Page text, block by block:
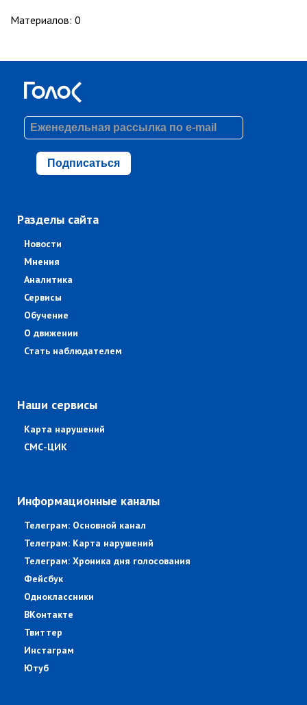
Материалов: 0
Подписаться
Разделы сайта
Новости
Мнения
Аналитика
Сервисы
Обучение
О движении
Стать наблюдателем
Наши сервисы
Карта нарушений
СМС-ЦИК
Информационные каналы
Телеграм: Основной канал
Телеграм: Карта нарушений
Телеграм: Хроника дня голосования
Фейсбук
Одноклассники
ВКонтакте
Твиттер
Инстаграм
Ютуб